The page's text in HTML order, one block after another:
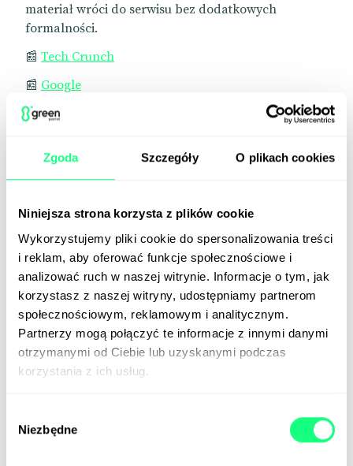
Zgoda Szczegóły O plikach cookies
Niniejsza strona korzysta z plików cookie
Wykorzystujemy pliki cookie do spersonalizowania treści
i reklam, aby oferować funkcje społecznościowe i
analizować ruch w naszej witrynie. Informacje o tym, jak
korzystasz z naszej witryny, udostępniamy partnerom
społecznościowym, reklamowym i analitycznym.
Partnerzy mogą połączyć te informacje z innymi danymi
otrzymanymi od Ciebie lub uzyskanymi podczas
korzystania z ich usług.
zgody
Niezbędne
materiał wróci do serwisu bez dodatkowych
formalności.
📰 Tech Crunch
📰 Google
TikTok podbija retail
Prawie połowa amerykańskich zetek w
nadchodzącym sezonie świątecznym zamierza
deklarację złożyło 43 proc. przedstawicieli młodego
pokolenia w badaniu przeprowadzonym przez